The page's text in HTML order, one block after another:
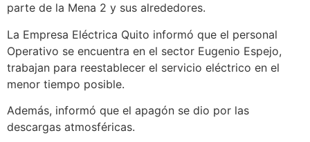
parte de la Mena 2 y sus alrededores.
La Empresa Eléctrica Quito informó que el personal
Operativo se encuentra en el sector Eugenio Espejo,
trabajan para reestablecer el servicio eléctrico en el
menor tiempo posible.
Además, informó que el apagón se dio por las
descargas atmosféricas.